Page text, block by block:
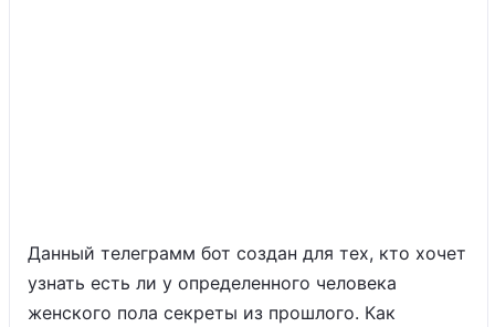
Данный телеграмм бот создан для тех, кто хочет
узнать есть ли у определенного человека
женского пола секреты из прошлого. Как